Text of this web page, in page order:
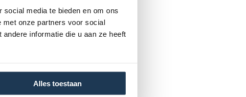
media te bieden en om ons
onze partners voor social
informatie die u aan ze heeft
Alles toestaan